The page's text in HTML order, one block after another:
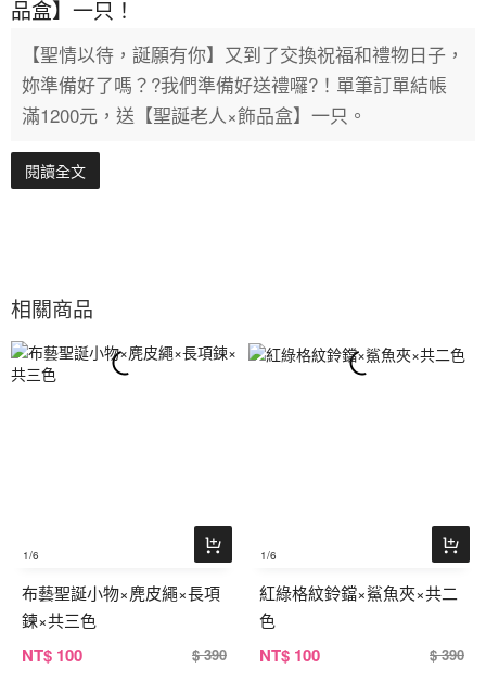
品盒】一只！
【聖情以待，誕願有你】又到了交換祝福和禮物日子，
妳準備好了嗎？?我們準備好送禮囉?！單筆訂單結帳
滿1200元，送【聖誕老人×飾品盒】一只。
閱讀全文
相關商品
1/6
布藝聖誕小物×麂皮繩×長項
鍊×共三色
NT$ 100 $ 390
1/6
紅綠格紋鈴鐺×鯊魚夾×共二
色
NT$ 100 $ 390